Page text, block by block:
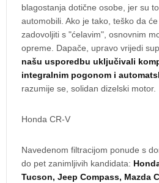
blagostanja dotične osobe, jer su
automobili. Ako je tako, teško da
zadovoljiti s "ćelavim", osnovnim
opreme. Dapače, upravo vrijedi
našu usporedbu uključivali
integralnim pogonom i
razumije se, solidan dizelski motor.
Honda CR-V
Navedenom filtracijom ponude s
do pet zanimljivih kandidata:
Tucson, Jeep Compass, Mazda